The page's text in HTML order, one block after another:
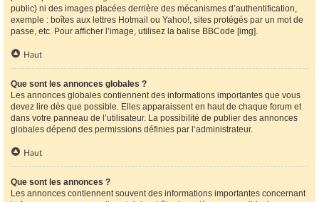
public) ni des images placées derrière des mécanismes d’authentification,
exemple : boîtes aux lettres Hotmail ou Yahoo!, sites protégés par un mot de
passe, etc. Pour afficher l’image, utilisez la balise BBCode [img].
Haut
Que sont les annonces globales ?
Les annonces globales contiennent des informations importantes que vous
devez lire dès que possible. Elles apparaissent en haut de chaque forum et
dans votre panneau de l’utilisateur. La possibilité de publier des annonces
globales dépend des permissions définies par l’administrateur.
Haut
Que sont les annonces ?
Les annonces contiennent souvent des informations importantes concernant